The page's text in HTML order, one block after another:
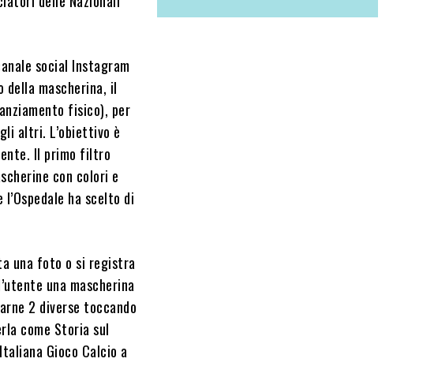
social Instagram
della mascherina, il
fisico), per
altri. L’obiettivo è
Il primo filtro
con colori e
ha scelto di
una foto o si registra
una mascherina
2 diverse toccando
come Storia sul
Gioco Calcio a